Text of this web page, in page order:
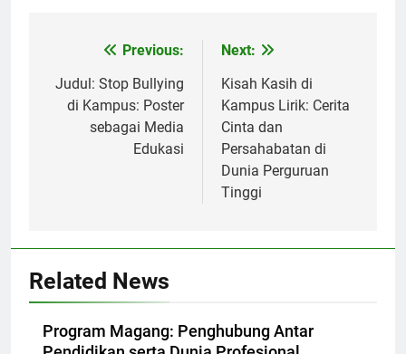
navigation
Previous:
Judul: Stop Bullying
di Kampus: Poster
sebagai Media
Edukasi
Next:
Kisah Kasih di
Kampus Lirik: Cerita
Cinta dan
Persahabatan di
Dunia Perguruan
Tinggi
Related News
Program Magang: Penghubung Antar